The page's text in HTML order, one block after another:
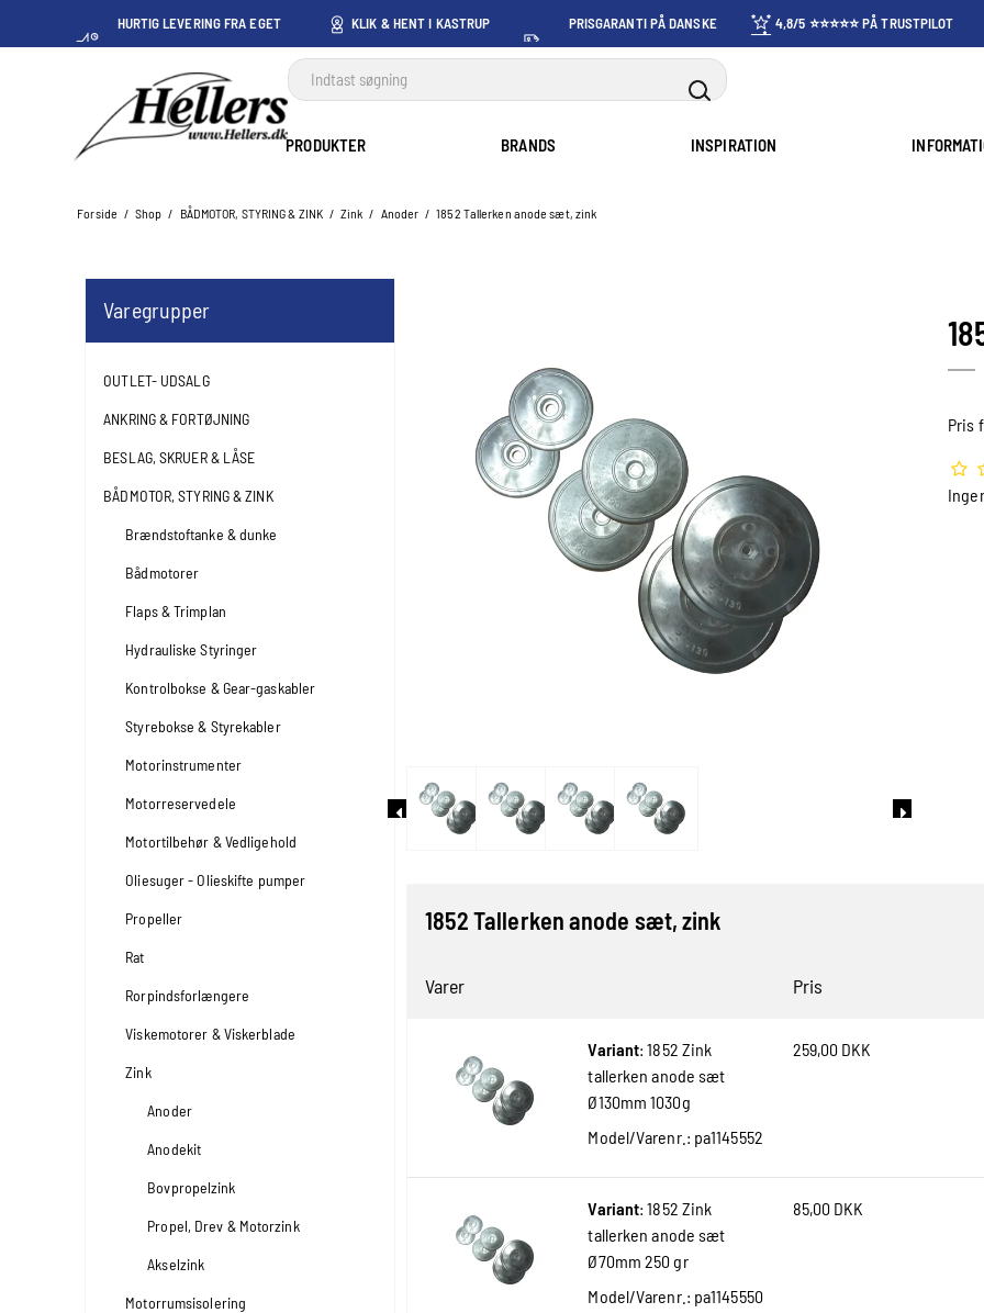
HURTIG LEVERING FRA EGET KLIK & HENT I KASTRUP PRISGARANTI PÅ DANSKE
PRISER
4,8/5 ⭐⭐⭐⭐⭐ PÅ TRUSTPILOT
PRODUKTER BRANDS INSPIRATION
Forside / Shop / BÅDMOTOR, STYRING & ZINK / Zink / Anoder / 1852 Tallerken anode sæt, zink
Varegrupper
OUTLET- UDSALG
ANKRING & FORTØJNING
BESLAG, SKRUER & LÅSE
BÅDMOTOR, STYRING & ZINK
Brændstoftanke & dunke
Bådmotorer
Flaps & Trimplan
Hydrauliske Styringer
Kontrolbokse & Gear-gaskabler
Styrebokse & Styrekabler
Motorinstrumenter
Motorreservedele
Motortilbehør & Vedligehold
Oliesuger - Olieskifte pumper
Propeller
Rat
Rorpindsforlængere
Viskemotorer & Viskerblade
Zink
Anoder
Anodekit
Bovpropelzink
Propel, Drev & Motorzink
Akselzink
Motorrumsisolering
Pris
1852 Tallerken anode sæt, zink
Varer Pris
Variant:1852 Zink
tallerken anode sæt
Ø130mm 1030g
Model/Varenr.: pa1145552
259,00 DKK
Variant:1852 Zink
tallerken anode sæt
Ø70mm 250 gr
Model/Varenr.: pa1145550
85,00 DKK